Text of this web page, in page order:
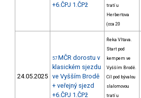
+6.ČPJ 1.ČPž
tratí u
Herbertova
(cca 20
24.05.2025
57 MČR dorostu v
klasickém sjezdu
ve Vyšším Brodě
+ veřejný sjezd
+6.ČPJ 1.ČPž
Řeka Vltava.
Start pod
kempem ve
Vyšším Brodě.
Cíl pod bývalou
slalomovou
tratí u